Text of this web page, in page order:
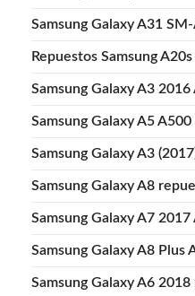
Samsung Galaxy A31
Repuestos Samsung
Samsung Galaxy A3
Samsung Galaxy A5
Samsung Galaxy A3
Samsung Galaxy A8
Samsung Galaxy A7
Samsung Galaxy A8 Plus
Samsung Galaxy A6